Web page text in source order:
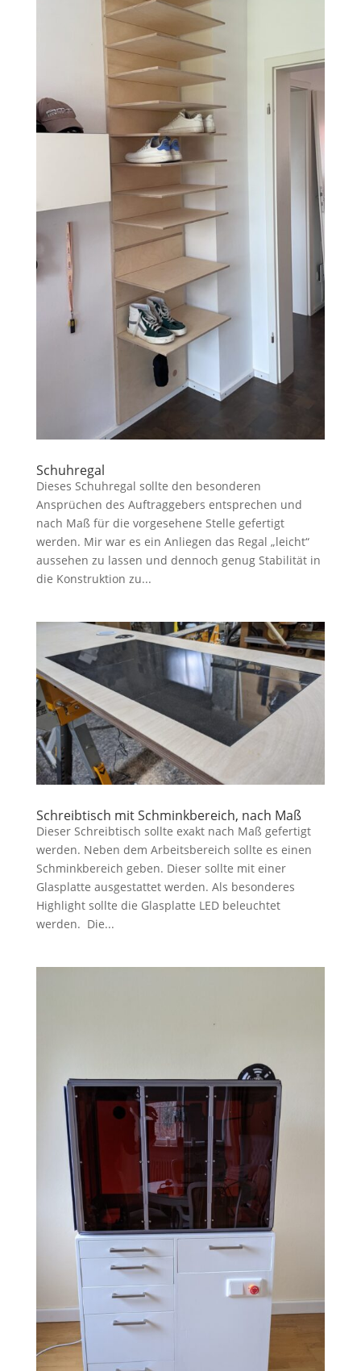
Schuhregal
Dieses Schuhregal sollte den besonderen
Ansprüchen des Auftraggebers entsprechen und
nach Maß für die vorgesehene Stelle gefertigt
werden. Mir war es ein Anliegen das Regal „leicht“
aussehen zu lassen und dennoch genug Stabilität in
die Konstruktion zu...
Schreibtisch mit Schminkbereich, nach Maß
Dieser Schreibtisch sollte exakt nach Maß gefertigt
werden. Neben dem Arbeitsbereich sollte es einen
Schminkbereich geben. Dieser sollte mit einer
Glasplatte ausgestattet werden. Als besonderes
Highlight sollte die Glasplatte LED beleuchtet
werden. Die...